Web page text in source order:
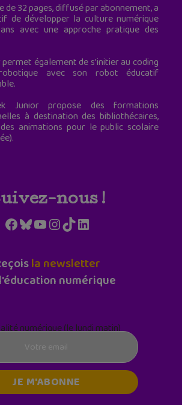
de 32 pages, diffusé par abonnement, a
de développer la culture numérique
avec une approche pratique des
permet également de s'initier au coding
avec son robot éducatif
Junior propose des formations
à destination des bibliothécaires,
animations pour le public scolaire
nous !
Facebook
Bluesky
YouTube
Instagram
TikTokLinkedIn
la newsletter
numérique
numérique (le lundi matin)